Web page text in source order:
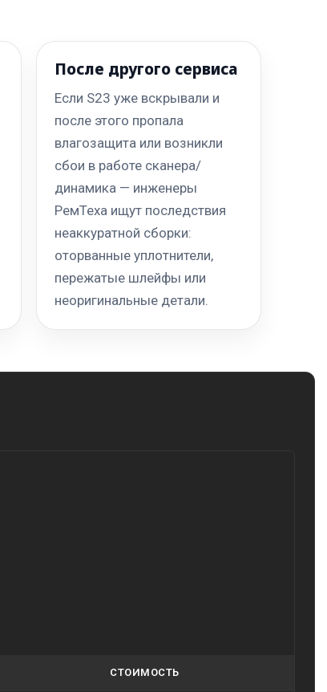
После другого сервиса
Если S23 уже вскрывали и
после этого пропала
влагозащита или возникли
сбои в работе сканера/
динамика — инженеры
РемТеха ищут последствия
неаккуратной сборки:
оторванные уплотнители,
пережатые шлейфы или
неоригинальные детали.
СТОИМОСТЬ